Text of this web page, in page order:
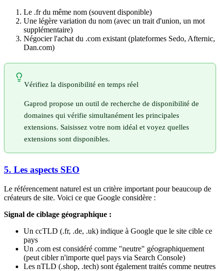
Le .fr du même nom (souvent disponible)
Une légère variation du nom (avec un trait d'union, un mot
supplémentaire)
Négocier l'achat du .com existant (plateformes Sedo, Afternic,
Dan.com)
Vérifiez la disponibilité en temps réel
Gaprod propose un outil de recherche de disponibilité de
domaines qui vérifie simultanément les principales
extensions. Saisissez votre nom idéal et voyez quelles
extensions sont disponibles.
5. Les aspects SEO
Le référencement naturel est un critère important pour beaucoup de
créateurs de site. Voici ce que Google considère :
Signal de ciblage géographique :
Un ccTLD (.fr, .de, .uk) indique à Google que le site cible ce
pays
Un .com est considéré comme "neutre" géographiquement
(peut cibler n'importe quel pays via Search Console)
Les nTLD (.shop, .tech) sont également traités comme neutres